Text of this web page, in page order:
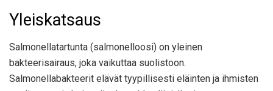
Yleiskatsaus
Salmonellatartunta (salmonelloosi) on yleinen
bakteerisairaus, joka vaikuttaa suolistoon.
Salmonellabakteerit elävät tyypillisesti eläinten ja ihmisten